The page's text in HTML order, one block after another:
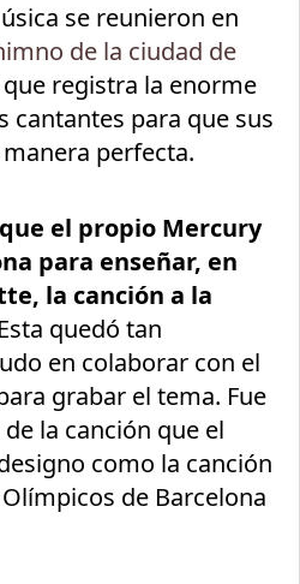
se reunieron en
de la ciudad de
registra la enorme
cantantes para que sus
perfecta.
el propio Mercury
para enseñar, en
la canción a la
quedó tan
en colaborar con el
grabar el tema. Fue
la canción que el
como la canción
de Barcelona